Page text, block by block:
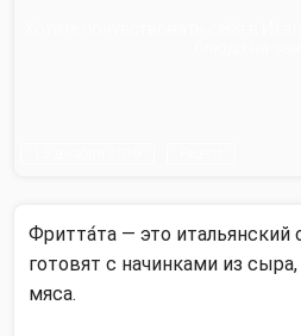
Фритта́та — это итальянский
готовят с начинками из
мяса.